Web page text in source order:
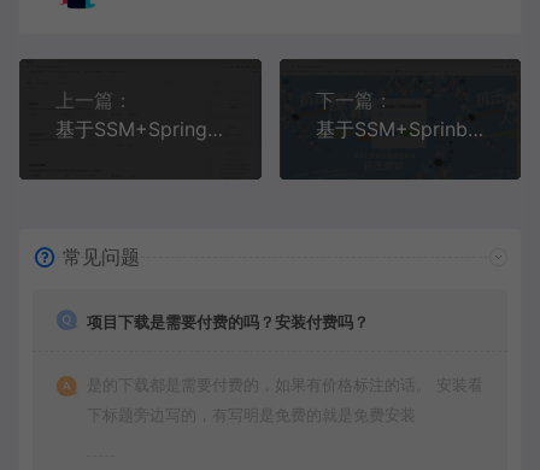
上一篇：
基于SSM+SpringBoot+MySQL+Vue+SpringSecurity前后端分离的高校博客论坛系统
下一篇：
基于SSM+SprinbBoot+MySQL+Vue的校园疫情防控管理系统
常见问题
项目下载是需要付费的吗？安装付费吗？
是的下载都是需要付费的，如果有价格标注的话。 安装看
下标题旁边写的，有写明是免费的就是免费安装